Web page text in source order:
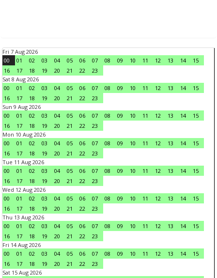
Fri 7 Aug 2026
00
01 02 03 04 05 06 07 08 09 10 11 12 13 14
15
16
17 18 19 20 21 22
23
Sat 8 Aug 2026
00
01 02 03 04 05 06 07 08 09 10 11 12 13 14
15
16
17 18 19 20 21 22
23
Sun 9 Aug 2026
00
01 02 03 04 05 06 07 08 09 10 11 12 13 14
15
16
17 18 19 20 21 22
23
Mon 10 Aug 2026
00
01 02 03 04 05 06 07 08 09 10 11 12 13 14
15
16
17 18 19 20 21 22
23
Tue 11 Aug 2026
00
01 02 03 04 05 06 07 08 09 10 11 12 13 14
15
16
17 18 19 20 21 22
23
Wed 12 Aug 2026
00
01 02 03 04 05 06 07 08 09 10 11 12 13 14
15
16
17 18 19 20 21 22
23
Thu 13 Aug 2026
00
01 02 03 04 05 06 07 08 09 10 11 12 13 14
15
16
17 18 19 20 21 22
23
Fri 14 Aug 2026
00
01 02 03 04 05 06 07 08 09 10 11 12 13 14
15
16
17 18 19 20 21 22
23
Sat 15 Aug 2026